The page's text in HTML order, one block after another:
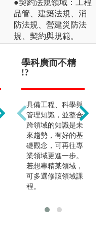
●契約法規領域：工程
品管、建築法規、消
防法規、營建災防法
規、契約與規範。
一定會當氣象
主播 !?
由於具備程式撰寫
與天氣判讀能力，
因此除了公職與地
球科學相關研究，
也可投入資訊、媒
體、金融、教育、
航空等相關職業。
學科廣而不精
!?
具備工程、科學與
管理知識，並整合
跨領域的知識是未
來趨勢，有好的基
礎觀念，可再往專
業領域更進一步。
若想專精某領域，
可多選修該領域課
程。